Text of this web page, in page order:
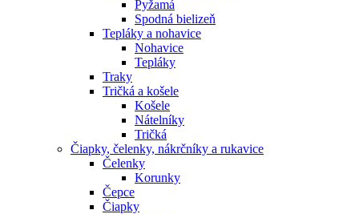
Pyžamá
Spodná bielizeň
Tepláky a nohavice
Nohavice
Tepláky
Traky
Tričká a košele
Košele
Nátelníky
Tričká
Čiapky, čelenky, nákrčníky a rukavice
Čelenky
Korunky
Čepce
Čiapky